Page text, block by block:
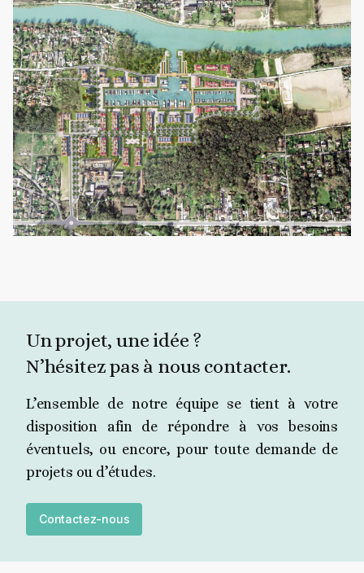
Un projet, une idée ?
N’hésitez pas à nous contacter.
L’ensemble de notre équipe se tient à votre
disposition afin de répondre à vos besoins
éventuels, ou encore, pour toute demande de
projets ou d’études.
Contactez-nous